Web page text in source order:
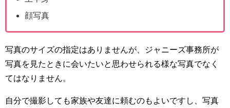
顔写真
写真のサイズの指定はありませんが、ジャニーズ事務所が
写真を見たときに会いたいと思わせられる様な写真でなく
てはなりません。
自分で撮影しても家族や友達に頼むのもよいですし、写真